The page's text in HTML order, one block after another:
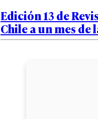
Edición 13 de
Chile a un mes